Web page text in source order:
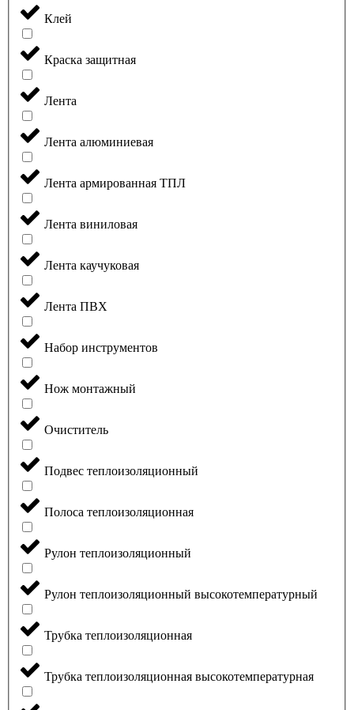
Клей
Краска защитная
Лента
Лента алюминиевая
Лента армированная ТПЛ
Лента виниловая
Лента каучуковая
Лента ПВХ
Набор инструментов
Нож монтажный
Очиститель
Подвес теплоизоляционный
Полоса теплоизоляционная
Рулон теплоизоляционный
Рулон теплоизоляционный высокотемпературный
Трубка теплоизоляционная
Трубка теплоизоляционная высокотемпературная